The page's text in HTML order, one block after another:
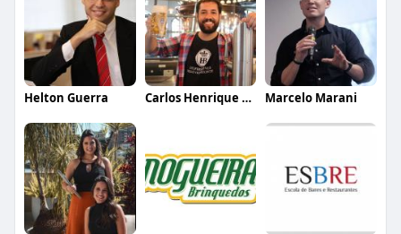
Helton Guerra Carlos Henrique de Faria Vasconcelos Marcelo Marani